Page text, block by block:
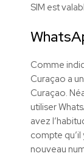
SIM est
Comme
Curaçao a
Curaçao.
utiliser
avez
compte qu’il
nouveau